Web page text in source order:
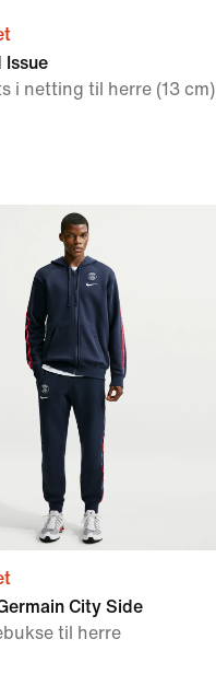
Issue
i netting til herre (13 cm)
City Side
til herre